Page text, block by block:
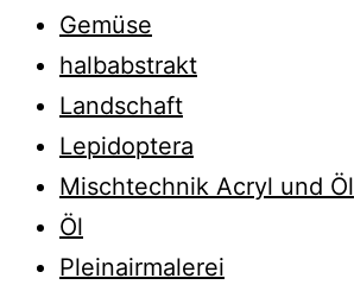
Gemüse
halbabstrakt
Landschaft
Lepidoptera
Mischtechnik Acryl und Öl
Öl
Pleinairmalerei